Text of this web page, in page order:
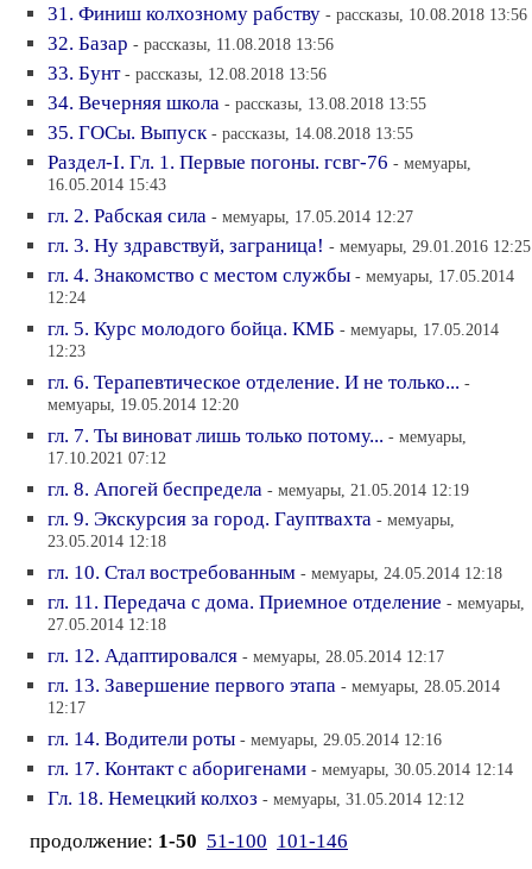
31. Финиш колхозному рабству - рассказы, 10.08.2018 13:56
32. Базар - рассказы, 11.08.2018 13:56
33. Бунт - рассказы, 12.08.2018 13:56
34. Вечерняя школа - рассказы, 13.08.2018 13:55
35. ГОСы. Выпуск - рассказы, 14.08.2018 13:55
Раздел-I. Гл. 1. Первые погоны. гсвг-76 - мемуары,
16.05.2014 15:43
гл. 2. Рабская сила - мемуары, 17.05.2014 12:27
гл. 3. Ну здравствуй, заграница! - мемуары, 29.01.2016 12:25
гл. 4. Знакомство с местом службы - мемуары, 17.05.2014
12:24
гл. 5. Курс молодого бойца. КМБ - мемуары, 17.05.2014
12:23
гл. 6. Терапевтическое отделение. И не только... -
мемуары, 19.05.2014 12:20
гл. 7. Ты виноват лишь только потому... - мемуары,
17.10.2021 07:12
гл. 8. Апогей беспредела - мемуары, 21.05.2014 12:19
гл. 9. Экскурсия за город. Гауптвахта - мемуары,
23.05.2014 12:18
гл. 10. Стал востребованным - мемуары, 24.05.2014 12:18
гл. 11. Передача с дома. Приемное отделение - мемуары,
27.05.2014 12:18
гл. 12. Адаптировался - мемуары, 28.05.2014 12:17
гл. 13. Завершение первого этапа - мемуары, 28.05.2014
12:17
гл. 14. Водители роты - мемуары, 29.05.2014 12:16
гл. 17. Контакт с аборигенами - мемуары, 30.05.2014 12:14
Гл. 18. Немецкий колхоз - мемуары, 31.05.2014 12:12
продолжение: 1-50 51-100 101-146